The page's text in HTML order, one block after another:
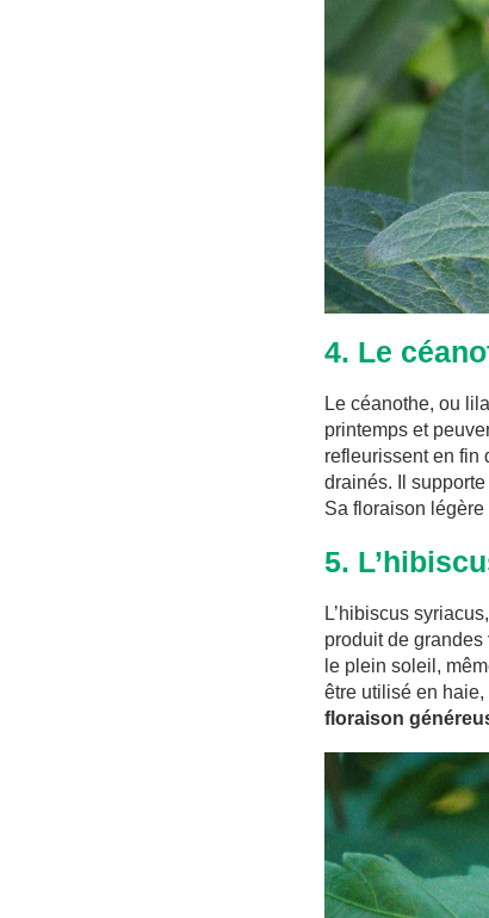
4. Le
Le céanothe, ou
printemps et
refleurissent en fin
drainés. Il
Sa floraison
5.
L’hibiscus
produit de grandes
le plein soleil,
être utilisé en
floraison